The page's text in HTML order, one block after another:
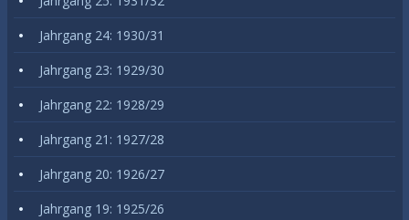
Jahrgang 24: 1930/31
Jahrgang 23: 1929/30
Jahrgang 22: 1928/29
Jahrgang 21: 1927/28
Jahrgang 20: 1926/27
Jahrgang 19: 1925/26